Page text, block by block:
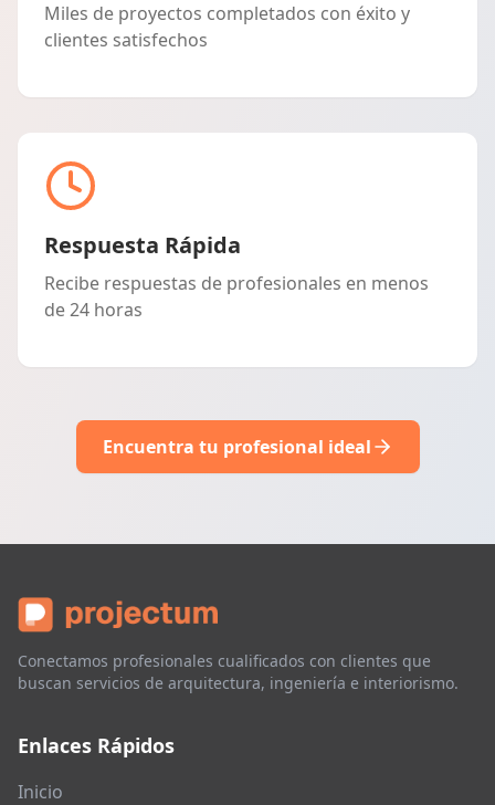
Miles de proyectos completados con éxito y
clientes satisfechos
Respuesta Rápida
Recibe respuestas de profesionales en menos
de 24 horas
Encuentra tu profesional ideal
Conectamos profesionales cualificados con clientes que
buscan servicios de arquitectura, ingeniería e interiorismo.
Enlaces Rápidos
Inicio